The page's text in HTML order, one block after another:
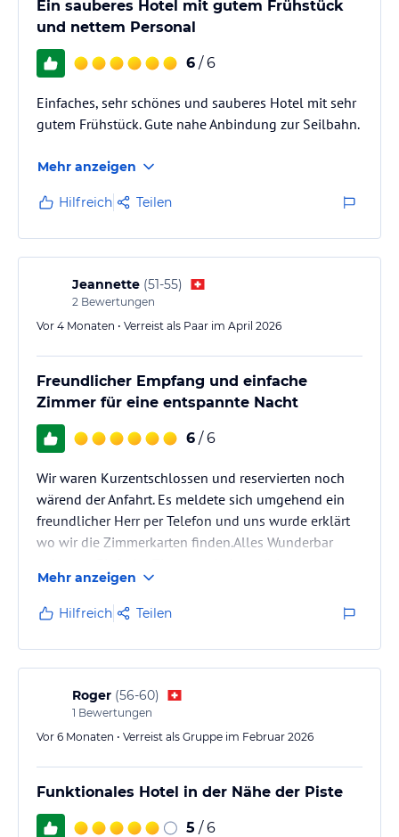
Ein sauberes Hotel mit gutem Frühstück
und nettem Personal
6 / 6
Einfaches, sehr schönes und sauberes Hotel mit sehr
gutem Frühstück. Gute nahe Anbindung zur Seilbahn.
Mehr anzeigen
Hilfreich Teilen
Jeannette (51-55)
2 Bewertungen
Vor 4 Monaten • Verreist als Paar im April 2026
Freundlicher Empfang und einfache
Zimmer für eine entspannte Nacht
6 / 6
Wir waren Kurzentschlossen und reservierten noch
wärend der Anfahrt. Es meldete sich umgehend ein
freundlicher Herr per Telefon und uns wurde erklärt
wo wir die Zimmerkarten finden.Alles Wunderbar
Dusche WC und seperat noch ein Lavabo. Gut
geschlafen und gut gefrühstückt mit feinem Brot vom
Dorfbeck. Wir kommen wieder!
Mehr anzeigen
Hilfreich Teilen
Roger (56-60)
1 Bewertungen
Vor 6 Monaten • Verreist als Gruppe im Februar 2026
Funktionales Hotel in der Nähe der Piste
5 / 6